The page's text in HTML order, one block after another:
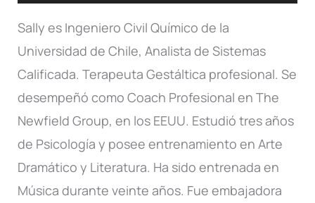
de
audio
Sally es Ingeniero Civil Químico de la
Universidad de Chile, Analista de Sistemas
Calificada. Terapeuta Gestáltica profesional. Se
desempeñó como Coach Profesional en The
Newfield Group, en los EEUU. Estudió tres años
de Psicología y posee entrenamiento en Arte
Dramático y Literatura. Ha sido entrenada en
Música durante veinte años. Fue embajadora